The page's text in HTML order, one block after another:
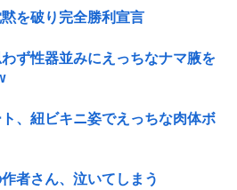
を破り完全勝利宣言
わず性器並みにえっちなナマ腋を
ト、紐ビキニ姿でえっちな肉体ボ
者さん、泣いてしまう